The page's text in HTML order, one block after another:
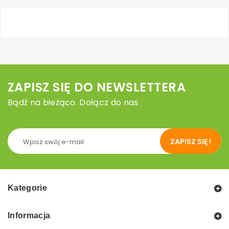
ZAPISZ SIĘ DO NEWSLETTERA
Bądź na bieżąco. Dołącz do nas
ZAPISZ SIĘ !
Kategorie
Informacja